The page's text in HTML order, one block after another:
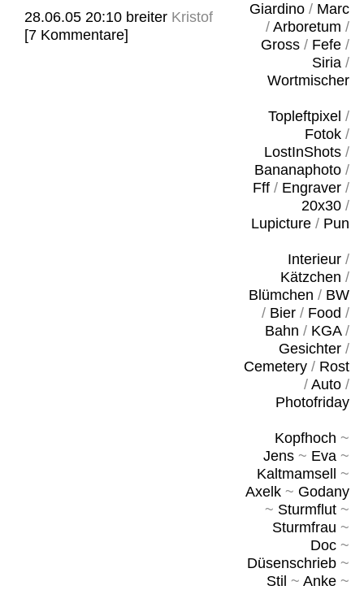
Giardino/ Marc
/ Arboretum /
Gross/ Fefe/
Siria/
Wortmischer
Topleftpixel /
Fotok/
LostInShots/
Bananaphoto/
Fff/ Engraver/
20x30/
Lupicture/ Pun
Interieur/
Kätzchen /
Blümchen / BW
/ Bier/ Food /
Bahn / KGA/
Gesichter/
Cemetery/ Rost
/ Auto/
Photofriday
Kopfhoch ~
Jens~ Eva~
Kaltmamsell
~
Axelk~ Godany
~ Sturmflut~
Sturmfrau ~
Doc~
Düsenschrieb~
Stil ~ Anke~
28.06.05 20:10 breiter Kristof
[7 Kommentare]